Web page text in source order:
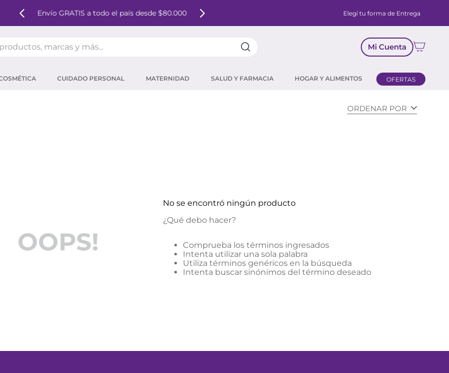
Envío GRATIS a todo el país desde $80.000 Elegí tu forma de Entrega
Mi Cuenta
CUIDADO PERSONAL MATERNIDAD SALUD Y FARMACIA HOGAR Y ALIMENTOS OFERTAS
ORDENAR POR
OOPS!
No se encontró ningún producto
¿Qué debo hacer?
Comprueba los términos ingresados
Intenta utilizar una sola palabra
Utiliza términos genéricos en la búsqueda
Intenta buscar sinónimos del término deseado
posay